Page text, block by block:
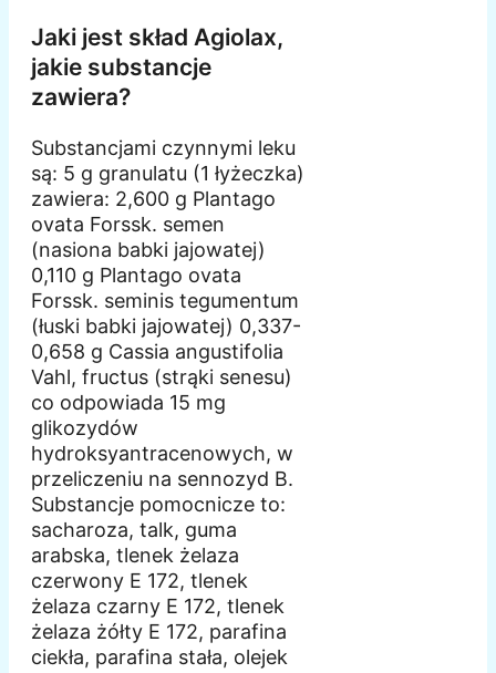
Jaki jest skład Agiolax,
jakie substancje
zawiera?
Substancjami czynnymi leku
są: 5 g granulatu (1 łyżeczka)
zawiera: 2,600 g Plantago
ovata Forssk. semen
(nasiona babki jajowatej)
0,110 g Plantago ovata
Forssk. seminis tegumentum
(łuski babki jajowatej) 0,337-
0,658 g Cassia angustifolia
Vahl, fructus (strąki senesu)
co odpowiada 15 mg
glikozydów
hydroksyantracenowych, w
przeliczeniu na sennozyd B.
Substancje pomocnicze to:
sacharoza, talk, guma
arabska, tlenek żelaza
czerwony E 172, tlenek
żelaza czarny E 172, tlenek
żelaza żółty E 172, parafina
ciekła, parafina stała, olejek